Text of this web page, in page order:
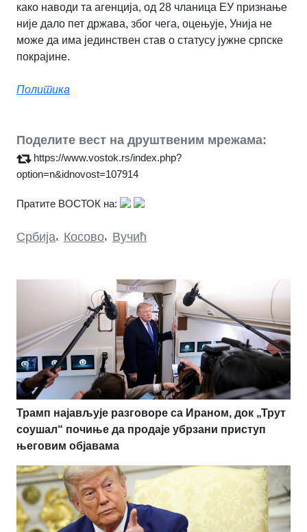
како наводи та агенција, од 28 чланица ЕУ признање
није дало пет држава, због чега, оцењује, Унија не
може да има јединствен став о статусу јужне српске
покрајине.
Политика
Поделите вест на друштвеним мрежама:
https://www.vostok.rs/index.php?
option=n&idnovost=107914
Пратите ВОСТОК на:
Србија, Косово, Вучић
Трамп најављује разговоре са Ираном, док „Трут
соушал“ почиње да продаје убрзани приступ
његовим објавама